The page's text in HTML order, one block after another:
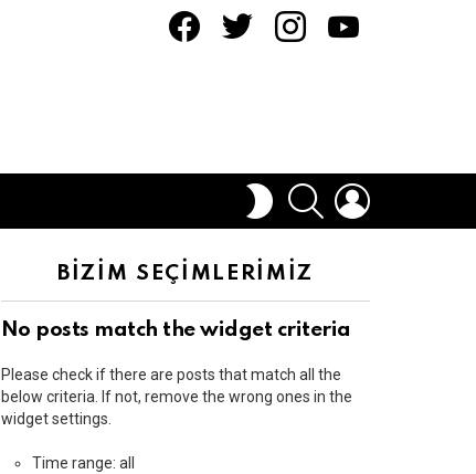
DIŞ
GÖRÜNÜMÜ
ARAMA
AÇ
BİZİM SEÇİMLERİMİZ
No posts match the widget criteria
Please check if there are posts that match all the
below criteria. If not, remove the wrong ones in the
widget settings.
Time range: all